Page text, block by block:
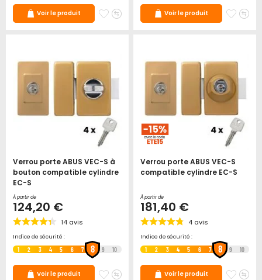
Voir le produit
AjouterAjouter
Voir le produit
Verrou porte ABUS VEC-S à
bouton compatible cylindre
EC-S
À partir de
124,20 €
14 avis
Indice de sécurité :
1 2 3 4 5 6 7 8 9 10
Voir le produit
AjouterAjouter
Verrou porte ABUS VEC-S
compatible cylindre EC-S
À partir de
181,40 €
4 avis
Indice de sécurité :
1 2 3 4 5 6 7 8 9 10
Voir le produit